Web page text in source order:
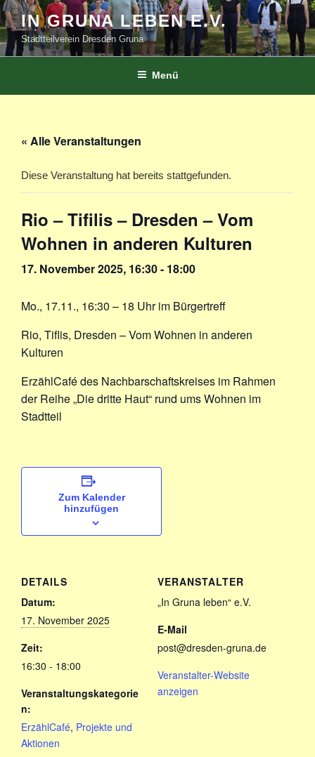
Zum
Inhalt
springen
IN GRUNA LEBEN E.V.
Stadtteilverein Dresden Gruna
Menü
« Alle Veranstaltungen
Diese Veranstaltung hat bereits stattgefunden.
Rio – Tifilis – Dresden – Vom
Wohnen in anderen Kulturen
17. November 2025, 16:30- 18:00
Mo., 17.11., 16:30 – 18 Uhr im Bürgertreff
Rio, Tiflis, Dresden – Vom Wohnen in anderen
Kulturen
ErzählCafé des Nachbarschaftskreises im Rahmen
der Reihe „Die dritte Haut“ rund ums Wohnen im
Stadtteil
Zum Kalender
hinzufügen
DETAILS
Datum:
17. November 2025
Zeit:
16:30 - 18:00
Veranstaltungskategorie
n:
ErzählCafé, Projekte und
Aktionen
VERANSTALTER
„In Gruna leben“ e.V.
E-Mail
post@dresden-gruna.de
Veranstalter-Website
anzeigen